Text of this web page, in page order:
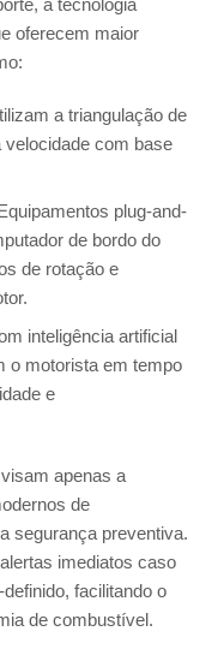
a tecnologia
oferecem maior
a triangulação de
com base
plug-and-
de bordo do
de rotação e
inteligência artificial
o motorista em tempo
e
apenas a
de
segurança preventiva.
imediatos caso
facilitando o
de combustível.